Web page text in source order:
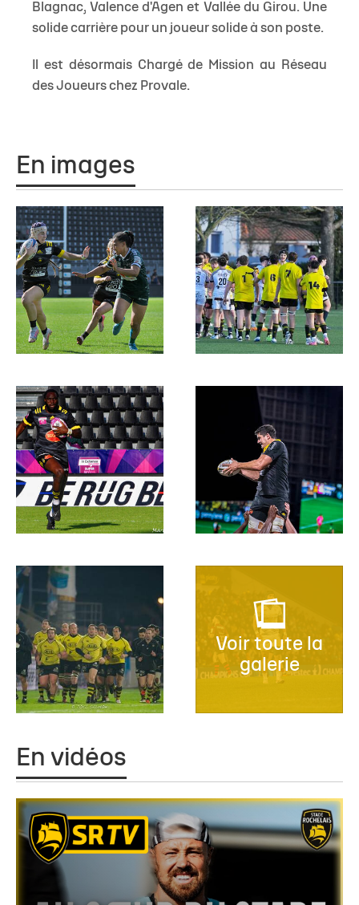
Blagnac, Valence d'Agen et Vallée du Girou. Une
solide carrière pour un joueur solide à son poste.
Il est désormais Chargé de Mission au Réseau
des Joueurs chez Provale.
En images
Voir toute la
galerie
En vidéos